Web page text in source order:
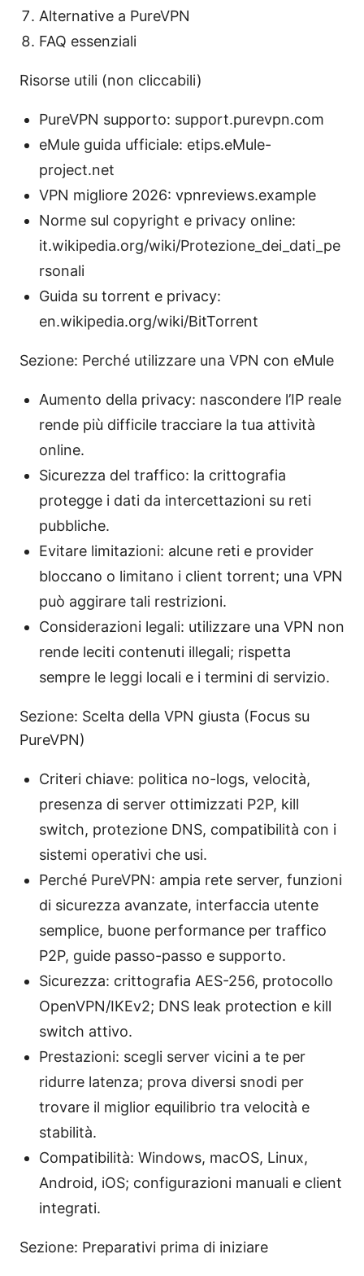
Alternative a PureVPN
FAQ essenziali
Risorse utili (non cliccabili)
PureVPN supporto: support.purevpn.com
eMule guida ufficiale: etips.eMule-
project.net
VPN migliore 2026: vpnreviews.example
Norme sul copyright e privacy online:
it.wikipedia.org/wiki/Protezione_dei_dati_pe
rsonali
Guida su torrent e privacy:
en.wikipedia.org/wiki/BitTorrent
Sezione: Perché utilizzare una VPN con eMule
Aumento della privacy: nascondere l’IP reale
rende più difficile tracciare la tua attività
online.
Sicurezza del traffico: la crittografia
protegge i dati da intercettazioni su reti
pubbliche.
Evitare limitazioni: alcune reti e provider
bloccano o limitano i client torrent; una VPN
può aggirare tali restrizioni.
Considerazioni legali: utilizzare una VPN non
rende leciti contenuti illegali; rispetta
sempre le leggi locali e i termini di servizio.
Sezione: Scelta della VPN giusta (Focus su
PureVPN)
Criteri chiave: politica no-logs, velocità,
presenza di server ottimizzati P2P, kill
switch, protezione DNS, compatibilità con i
sistemi operativi che usi.
Perché PureVPN: ampia rete server, funzioni
di sicurezza avanzate, interfaccia utente
semplice, buone performance per traffico
P2P, guide passo-passo e supporto.
Sicurezza: crittografia AES-256, protocollo
OpenVPN/IKEv2; DNS leak protection e kill
switch attivo.
Prestazioni: scegli server vicini a te per
ridurre latenza; prova diversi snodi per
trovare il miglior equilibrio tra velocità e
stabilità.
Compatibilità: Windows, macOS, Linux,
Android, iOS; configurazioni manuali e client
integrati.
Sezione: Preparativi prima di iniziare